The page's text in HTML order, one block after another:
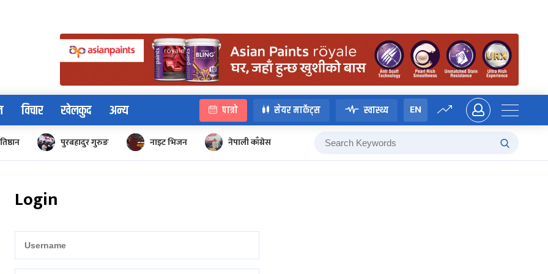
विचार खेलकुद अन्य पात्रो सेयर मार्केट्स स्वास्थ्य EN
पुरबहादुर गुरुङ नाइट भिजन नेपाली काँग्रेस
Login